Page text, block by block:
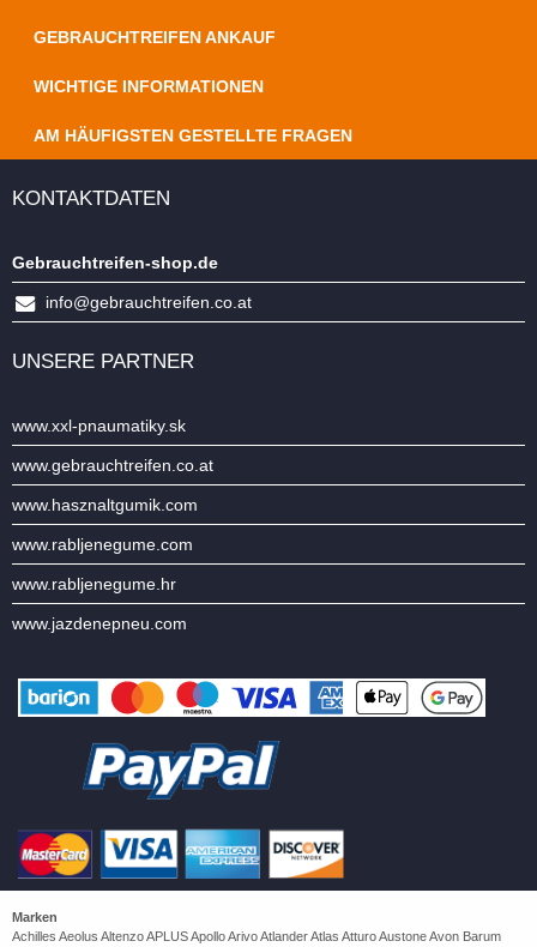
GEBRAUCHTREIFEN ANKAUF
WICHTIGE INFORMATIONEN
AM HÄUFIGSTEN GESTELLTE FRAGEN
KONTAKTDATEN
Gebrauchtreifen-shop.de
info@gebrauchtreifen.co.at
UNSERE PARTNER
www.xxl-pnaumatiky.sk
www.gebrauchtreifen.co.at
www.hasznaltgumik.com
www.rabljenegume.com
www.rabljenegume.hr
www.jazdenepneu.com
Marken
Achilles Aeolus Altenzo APLUS Apollo Arivo Atlander Atlas Atturo Austone Avon Barum